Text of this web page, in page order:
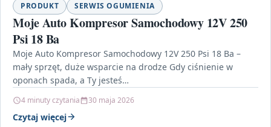
PRODUKT SERWIS OGUMIENIA
Moje Auto Kompresor Samochodowy 12V 250
Psi 18 Ba
Moje Auto Kompresor Samochodowy 12V 250 Psi 18 Ba –
mały sprzęt, duże wsparcie na drodze Gdy ciśnienie w
oponach spada, a Ty jesteś…
4 minuty czytania 30 maja 2026
Czytaj więcej